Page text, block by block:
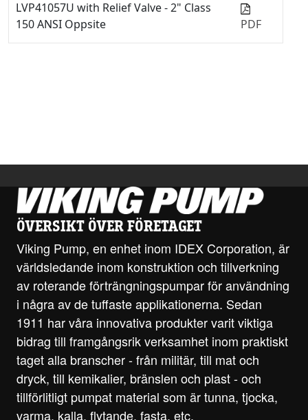
LVP41057U with Relief Valve - 2" Class
150 ANSI Oppsite
PDF
ÖVERSIKT ÖVER FÖRETAGET
Viking Pump, en enhet inom IDEX Corporation, är
världsledande inom konstruktion och tillverkning
av roterande förträngningspumpar för användning
i några av de tuffaste applikationerna. Sedan
1911 har våra innovativa produkter varit viktiga
bidrag till framgångsrik verksamhet inom praktiskt
taget alla branscher - från militär, till mat och
dryck, till kemikalier, bränslen och plast - och
tillförlitligt pumpat material som är tunna, tjocka,
varma, kalla, flytande, fasta, etc.